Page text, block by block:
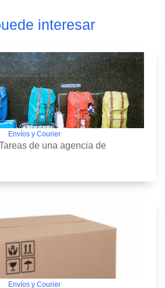
interesar
Envíos y Courier
de una agencia de
Envíos y Courier